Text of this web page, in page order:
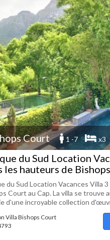
Court 1 -7 x3
du Sud Location
les hauteurs de
du Sud Location Vacances Villa
Court au Cap. La villa se trouve
d'une incroyable collection
Villa Bishops Court